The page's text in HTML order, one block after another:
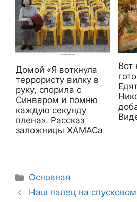
Домой «Я воткнула
террористу вилку в
руку, спорила с
Синваром и помню
каждую секунду
плена». Рассказ
заложницы ХАМАСа
Вот
Рубрики
Основная
Наш палец на